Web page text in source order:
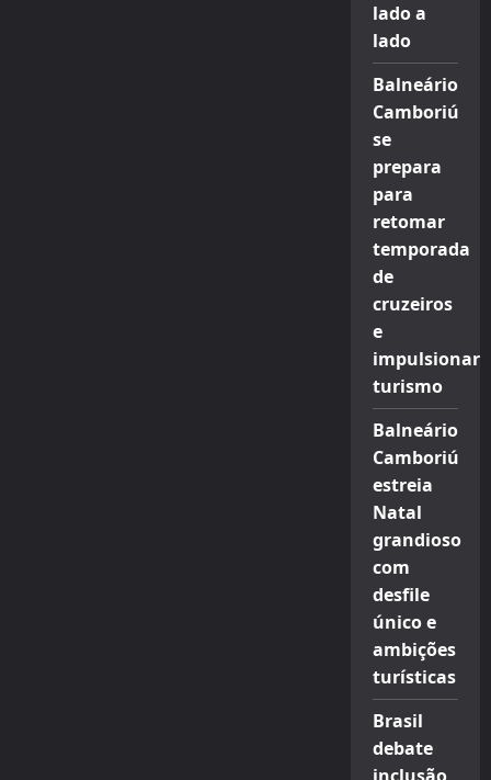
lado a
lado
Balneário
Camboriú
se
prepara
para
retomar
temporada
de
cruzeiros
e
impulsionar
turismo
Balneário
Camboriú
estreia
Natal
grandioso
com
desfile
único e
ambições
turísticas
Brasil
debate